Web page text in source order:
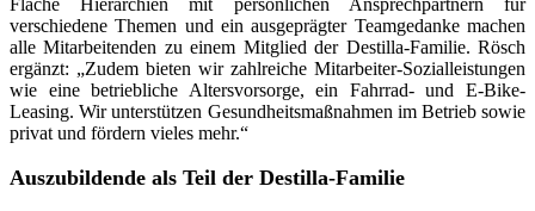
Flache Hierarchien mit persönlichen Ansprechpartnern für
verschiedene Themen und ein ausgeprägter Teamgedanke machen
alle Mitarbeitenden zu einem Mitglied der Destilla-Familie. Rösch
ergänzt: „Zudem bieten wir zahlreiche Mitarbeiter-Sozialleistungen
wie eine betriebliche Altersvorsorge, ein Fahrrad- und E-Bike-
Leasing. Wir unterstützen Gesundheitsmaßnahmen im Betrieb sowie
privat und fördern vieles mehr.“
Auszubildende als Teil der Destilla-Familie